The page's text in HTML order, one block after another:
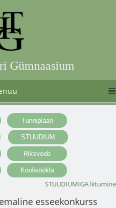
Gümnaasium
STUUDIUMIGA liitumine
esseekonkurss